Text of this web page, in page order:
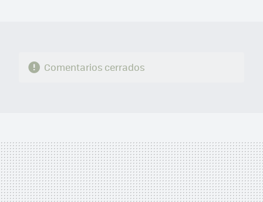
Comentarios cerrados